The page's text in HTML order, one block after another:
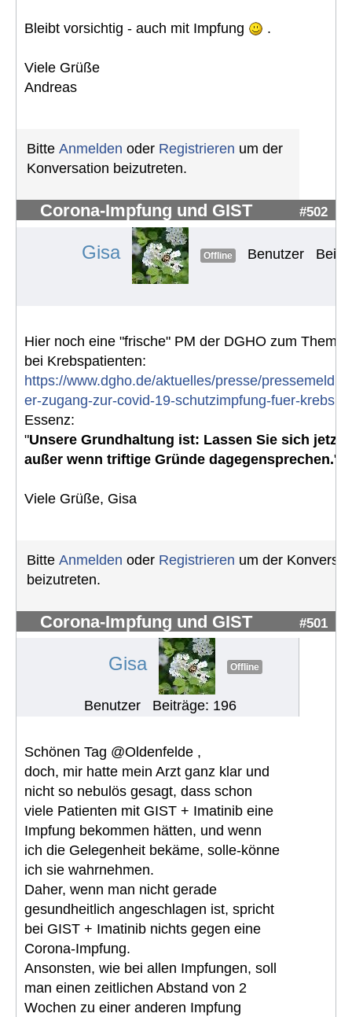
Bleibt vorsichtig - auch mit Impfung .
Viele Grüße
Andreas
Bitte Anmelden oder Registrieren um der
Konversation beizutreten.
Corona-Impfung und GIST #502
Gisa Offline Benutzer
Hier noch eine "frische" PM der DGHO zum Thema
bei Krebspatienten:
https://www.dgho.de/aktuelles/presse/
er-zugang-zur-covid-19-schutzimpfung-fuer-
Essenz:
"Unsere Grundhaltung ist: Lassen Sie sich jetzt
außer wenn triftige Gründe dagegensprechen."
Viele Grüße, Gisa
Bitte Anmelden oder Registrieren um der
beizutreten.
Corona-Impfung und GIST #501
Gisa Offline
Benutzer Beiträge: 196
Schönen Tag @Oldenfelde ,
doch, mir hatte mein Arzt ganz klar und
nicht so nebulös gesagt, dass schon
viele Patienten mit GIST + Imatinib eine
Impfung bekommen hätten, und wenn
ich die Gelegenheit bekäme, solle-könne
ich sie wahrnehmen.
Daher, wenn man nicht gerade
gesundheitlich angeschlagen ist, spricht
bei GIST + Imatinib nichts gegen eine
Corona-Impfung.
Ansonsten, wie bei allen Impfungen, soll
man einen zeitlichen Abstand von 2
Wochen zu einer anderen Impfung